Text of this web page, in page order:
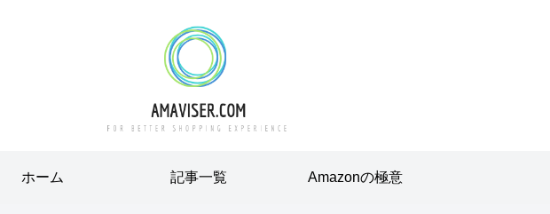
ホーム 記事一覧 Amazonの極意